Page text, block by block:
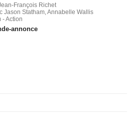
François Richet
Jason Statham, Annabelle Wallis
- Action
annonce